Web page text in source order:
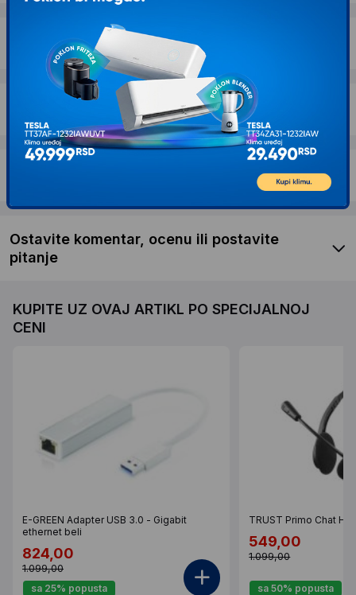
Dostava i povrat
Ostavite komentar, ocenu ili postavite
pitanje
KUPITE UZ OVAJ ARTIKL PO SPECIJALNOJ
CENI
E-GREEN Adapter USB 3.0 - Gigabit
ethernet beli
824,00
1.099,00
sa 25% popusta
TRUST Primo Chat
549,00
1.099,00
sa 50% popusta